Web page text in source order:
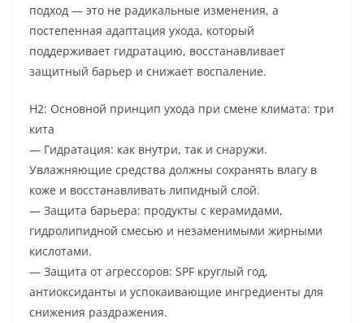
подход — это не радикальные изменения, а
постепенная адаптация ухода, который
поддерживает гидратацию, восстанавливает
защитный барьер и снижает воспаление.
H2: Основной принцип ухода при смене климата: три
кита
— Гидратация: как внутри, так и снаружи.
Увлажняющие средства должны сохранять влагу в
коже и восстанавливать липидный слой.
— Защита барьера: продукты с керамидами,
гидролипидной смесью и незаменимыми жирными
кислотами.
— Защита от агрессоров: SPF круглый год,
антиоксиданты и успокаивающие ингредиенты для
снижения раздражения.